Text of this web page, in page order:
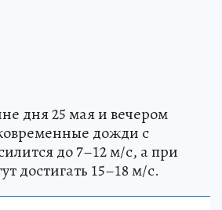
дня 25 мая и вечером
дожди с
до 7–12 м/с, а при
достигать 15–18 м/с.